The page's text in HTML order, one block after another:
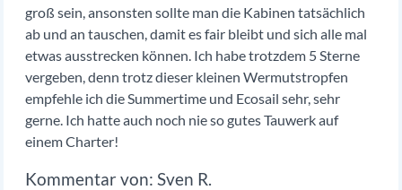
groß sein, ansonsten sollte man die Kabinen tatsächlich
ab und an tauschen, damit es fair bleibt und sich alle mal
etwas ausstrecken können. Ich habe trotzdem 5 Sterne
vergeben, denn trotz dieser kleinen Wermutstropfen
empfehle ich die Summertime und Ecosail sehr, sehr
gerne. Ich hatte auch noch nie so gutes Tauwerk auf
einem Charter!
Sven R.